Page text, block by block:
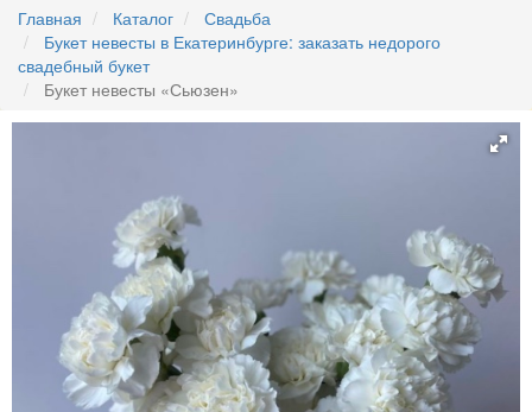
Главная Каталог
Свадьба
Букет невесты в Екатеринбурге: заказать недорого
свадебный букет
Букет невесты «Сьюзен»